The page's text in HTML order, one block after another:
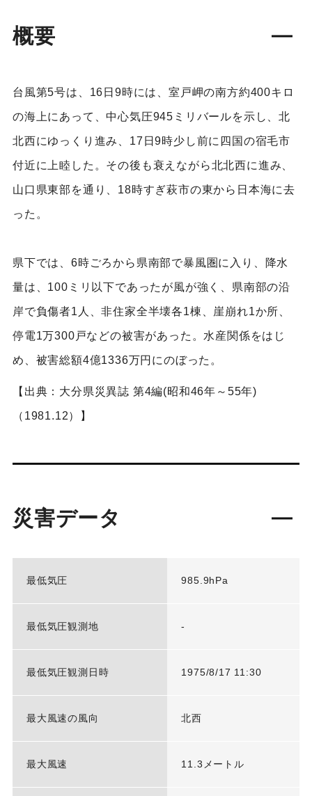
概要
台風第5号は、16日9時には、室戸岬の南方約400キロ
の海上にあって、中心気圧945ミリバールを示し、北
北西にゆっくり進み、17日9時少し前に四国の宿毛市
付近に上睦した。その後も衰えながら北北西に進み、
山口県東部を通り、18時すぎ萩市の東から日本海に去
った。
県下では、6時ごろから県南部で暴風圏に入り、降水
量は、100ミリ以下であったが風が強く、県南部の沿
岸で負傷者1人、非住家全半壊各1棟、崖崩れ1か所、
停電1万300戸などの被害があった。水産関係をはじ
め、被害総額4億1336万円にのぼった。
【出典：大分県災異誌 第4編(昭和46年～55年)
（1981.12）】
災害データ
最低気圧 985.9hPa
最低気圧観測地 -
最低気圧観測日時 1975/8/17 11:30
最大風速の風向 北西
最大風速 11.3メートル